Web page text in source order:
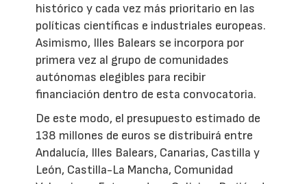
histórico y cada vez más prioritario en las
políticas científicas e industriales europeas.
Asimismo, Illes Balears se incorpora por
primera vez al grupo de comunidades
autónomas elegibles para recibir
financiación dentro de esta convocatoria.
De este modo, el presupuesto estimado de
138 millones de euros se distribuirá entre
Andalucía, Illes Balears, Canarias, Castilla y
León, Castilla-La Mancha, Comunidad